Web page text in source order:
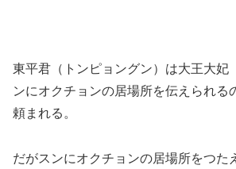
東平君（トンピョングン）は大王大妃
ンにオクチョンの居場所を伝えられる
頼まれる。
だがスンにオクチョンの居場所をつた